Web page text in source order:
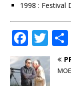
1998 : Festival
F
a
c
e
T
w
it
te